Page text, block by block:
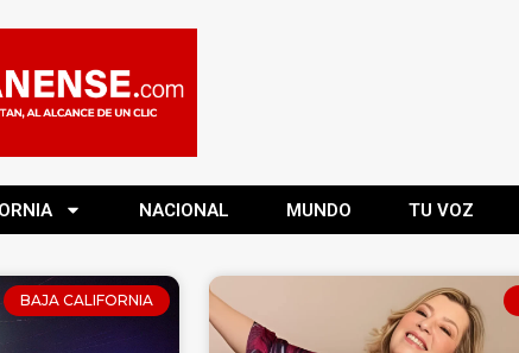
NACIONAL MUNDO TU VOZ
BAJA CALIFORNIA